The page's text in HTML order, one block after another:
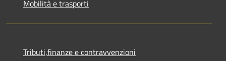
Mobilità e trasporti
Tributi,finanze e contravvenzioni